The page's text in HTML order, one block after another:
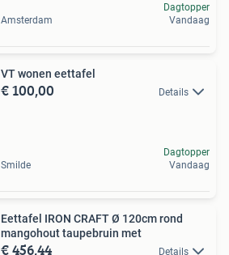
Amsterdam
Dagtopper
Vandaag
VT wonen eettafel
€ 100,00 Details
Smilde
Dagtopper
Vandaag
Eettafel IRON CRAFT Ø 120cm rond
mangohout taupebruin met
€ 456,44 Details